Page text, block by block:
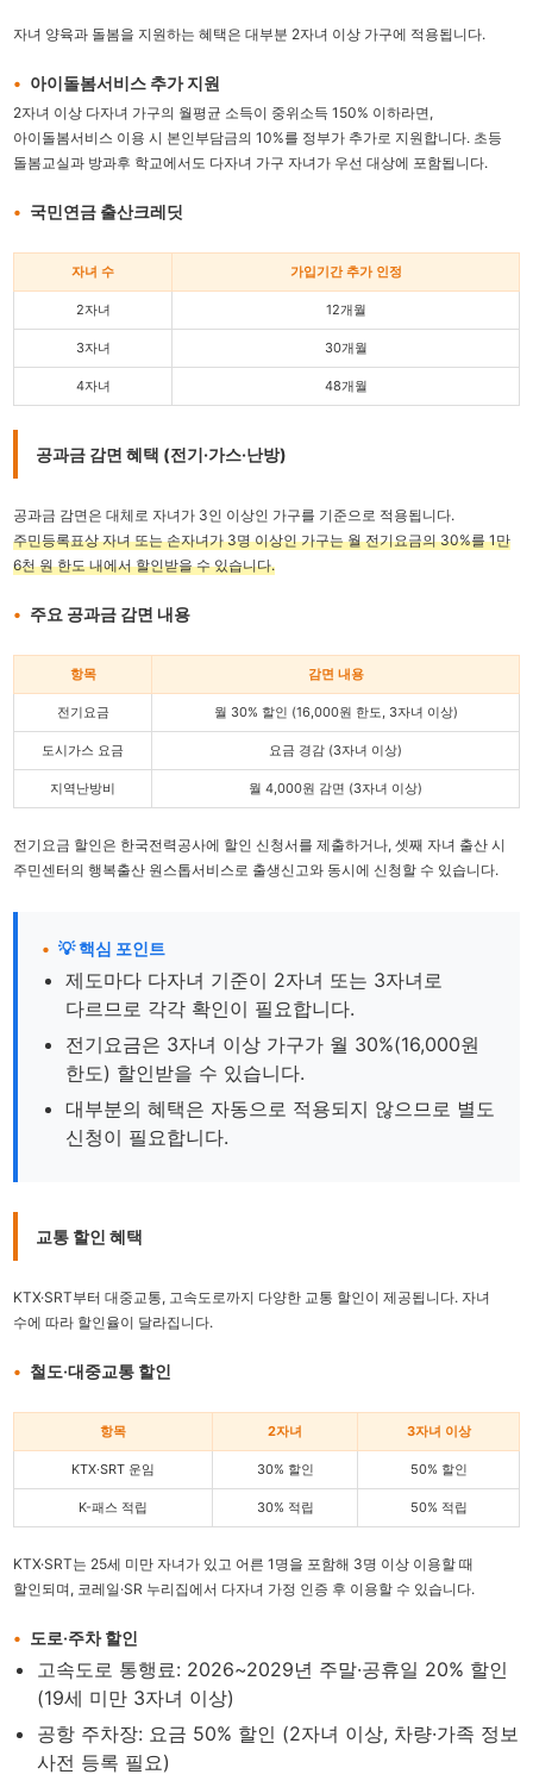
자녀 양육과 돌봄을 지원하는 혜택은 대부분 2자녀 이상 가구에 적용됩니다.
아이돌봄서비스 추가 지원
2자녀 이상 다자녀 가구의 월평균 소득이 중위소득 150% 이하라면,
아이돌봄서비스 이용 시 본인부담금의 10%를 정부가 추가로 지원합니다. 초등
돌봄교실과 방과후 학교에서도 다자녀 가구 자녀가 우선 대상에 포함됩니다.
국민연금 출산크레딧
자녀 수 가입기간 추가 인정
2자녀 12개월
3자녀 30개월
4자녀 48개월
공과금 감면 혜택 (전기·가스·난방)
공과금 감면은 대체로 자녀가 3인 이상인 가구를 기준으로 적용됩니다.
주민등록표상 자녀 또는 손자녀가 3명 이상인 가구는 월 전기요금의 30%를 1만
6천 원 한도 내에서 할인받을 수 있습니다.
주요 공과금 감면 내용
항목 감면 내용
전기요금 월 30% 할인 (16,000원 한도, 3자녀 이상)
도시가스 요금 요금 경감 (3자녀 이상)
지역난방비 월 4,000원 감면 (3자녀 이상)
전기요금 할인은 한국전력공사에 할인 신청서를 제출하거나, 셋째 자녀 출산 시
주민센터의 행복출산 원스톱서비스로 출생신고와 동시에 신청할 수 있습니다.
💡 핵심 포인트
제도마다 다자녀 기준이 2자녀 또는 3자녀로
다르므로 각각 확인이 필요합니다.
전기요금은 3자녀 이상 가구가 월 30%(16,000원
한도) 할인받을 수 있습니다.
대부분의 혜택은 자동으로 적용되지 않으므로 별도
신청이 필요합니다.
교통 할인 혜택
KTX·SRT부터 대중교통, 고속도로까지 다양한 교통 할인이 제공됩니다. 자녀
수에 따라 할인율이 달라집니다.
철도·대중교통 할인
항목 2자녀 3자녀 이상
KTX·SRT 운임 30% 할인 50% 할인
K-패스 적립 30% 적립 50% 적립
KTX·SRT는 25세 미만 자녀가 있고 어른 1명을 포함해 3명 이상 이용할 때
할인되며, 코레일·SR 누리집에서 다자녀 가정 인증 후 이용할 수 있습니다.
도로·주차 할인
고속도로 통행료: 2026~2029년 주말·공휴일 20% 할인
(19세 미만 3자녀 이상)
공항 주차장: 요금 50% 할인 (2자녀 이상, 차량·가족 정보
사전 등록 필요)